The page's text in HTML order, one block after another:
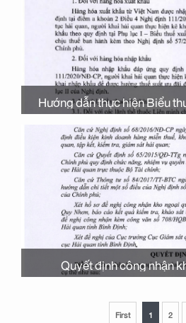
Hướng dẫn thực hiện Biểu
Hiệp định
Quyết định công nhận
First 1 2